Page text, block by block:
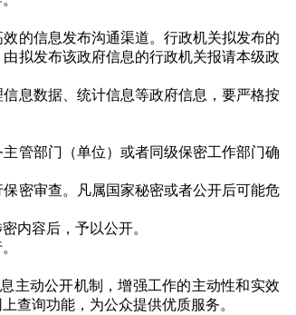
的信息发布沟通渠道。行政机关拟发布的
拟发布该政府信息的行政机关报请本级政
息数据、统计信息等政府信息，要严格按
管部门（单位）或者同级保密工作部门确
密审查。凡属国家秘密或者公开后可能危
内容后，予以公开。
动公开机制，增强工作的主动性和实效
查询功能，为公众提供优质服务。